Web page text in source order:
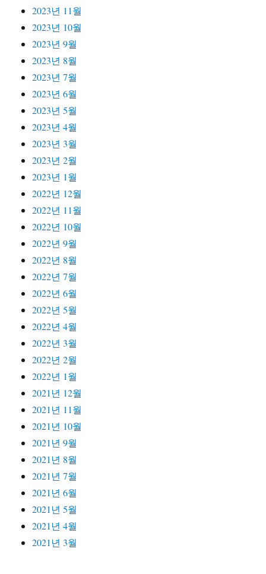
2023년 11월
2023년 10월
2023년 9월
2023년 8월
2023년 7월
2023년 6월
2023년 5월
2023년 4월
2023년 3월
2023년 2월
2023년 1월
2022년 12월
2022년 11월
2022년 10월
2022년 9월
2022년 8월
2022년 7월
2022년 6월
2022년 5월
2022년 4월
2022년 3월
2022년 2월
2022년 1월
2021년 12월
2021년 11월
2021년 10월
2021년 9월
2021년 8월
2021년 7월
2021년 6월
2021년 5월
2021년 4월
2021년 3월